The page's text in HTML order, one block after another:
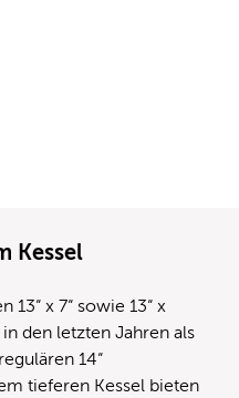
Kessel
13“ x 7“ sowie 13“ x
in den letzten Jahren als
14“
tieferen Kessel bieten